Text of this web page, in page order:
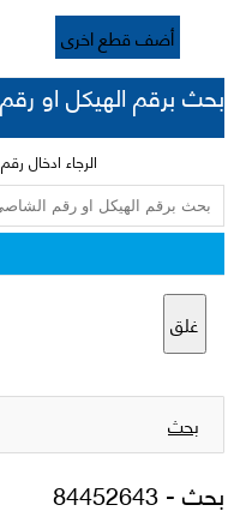
أضف قطع اخرى
بحث برقم الهيكل او
الرجاء ادخال
غلق
بحث
بحث -84452643